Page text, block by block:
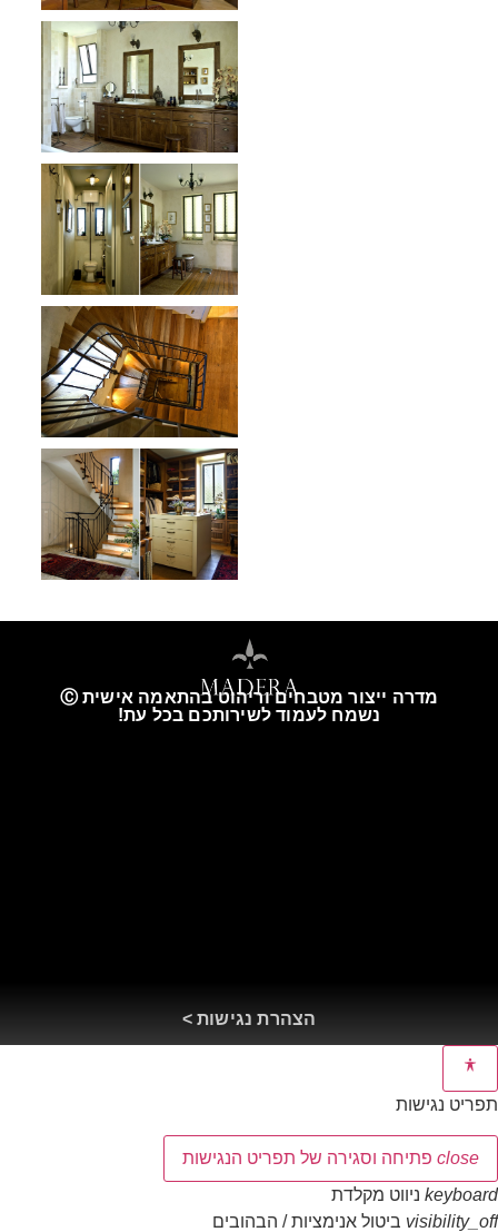
מדרה ייצור מטבחים וריהוט בהתאמה אישית Ⓒ
נשמח לעמוד לשירותכם בכל עת!
הצהרת נגישות >
תפריט נגישות
close פתיחה וסגירה של תפריט הנגישות
keyboard ניווט מקלדת
visibility_off ביטול אנימציות / הבהובים